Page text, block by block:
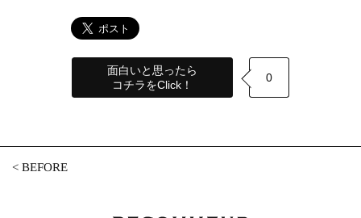
面白いと思ったら
コチラをClick！
0
<BEFORE